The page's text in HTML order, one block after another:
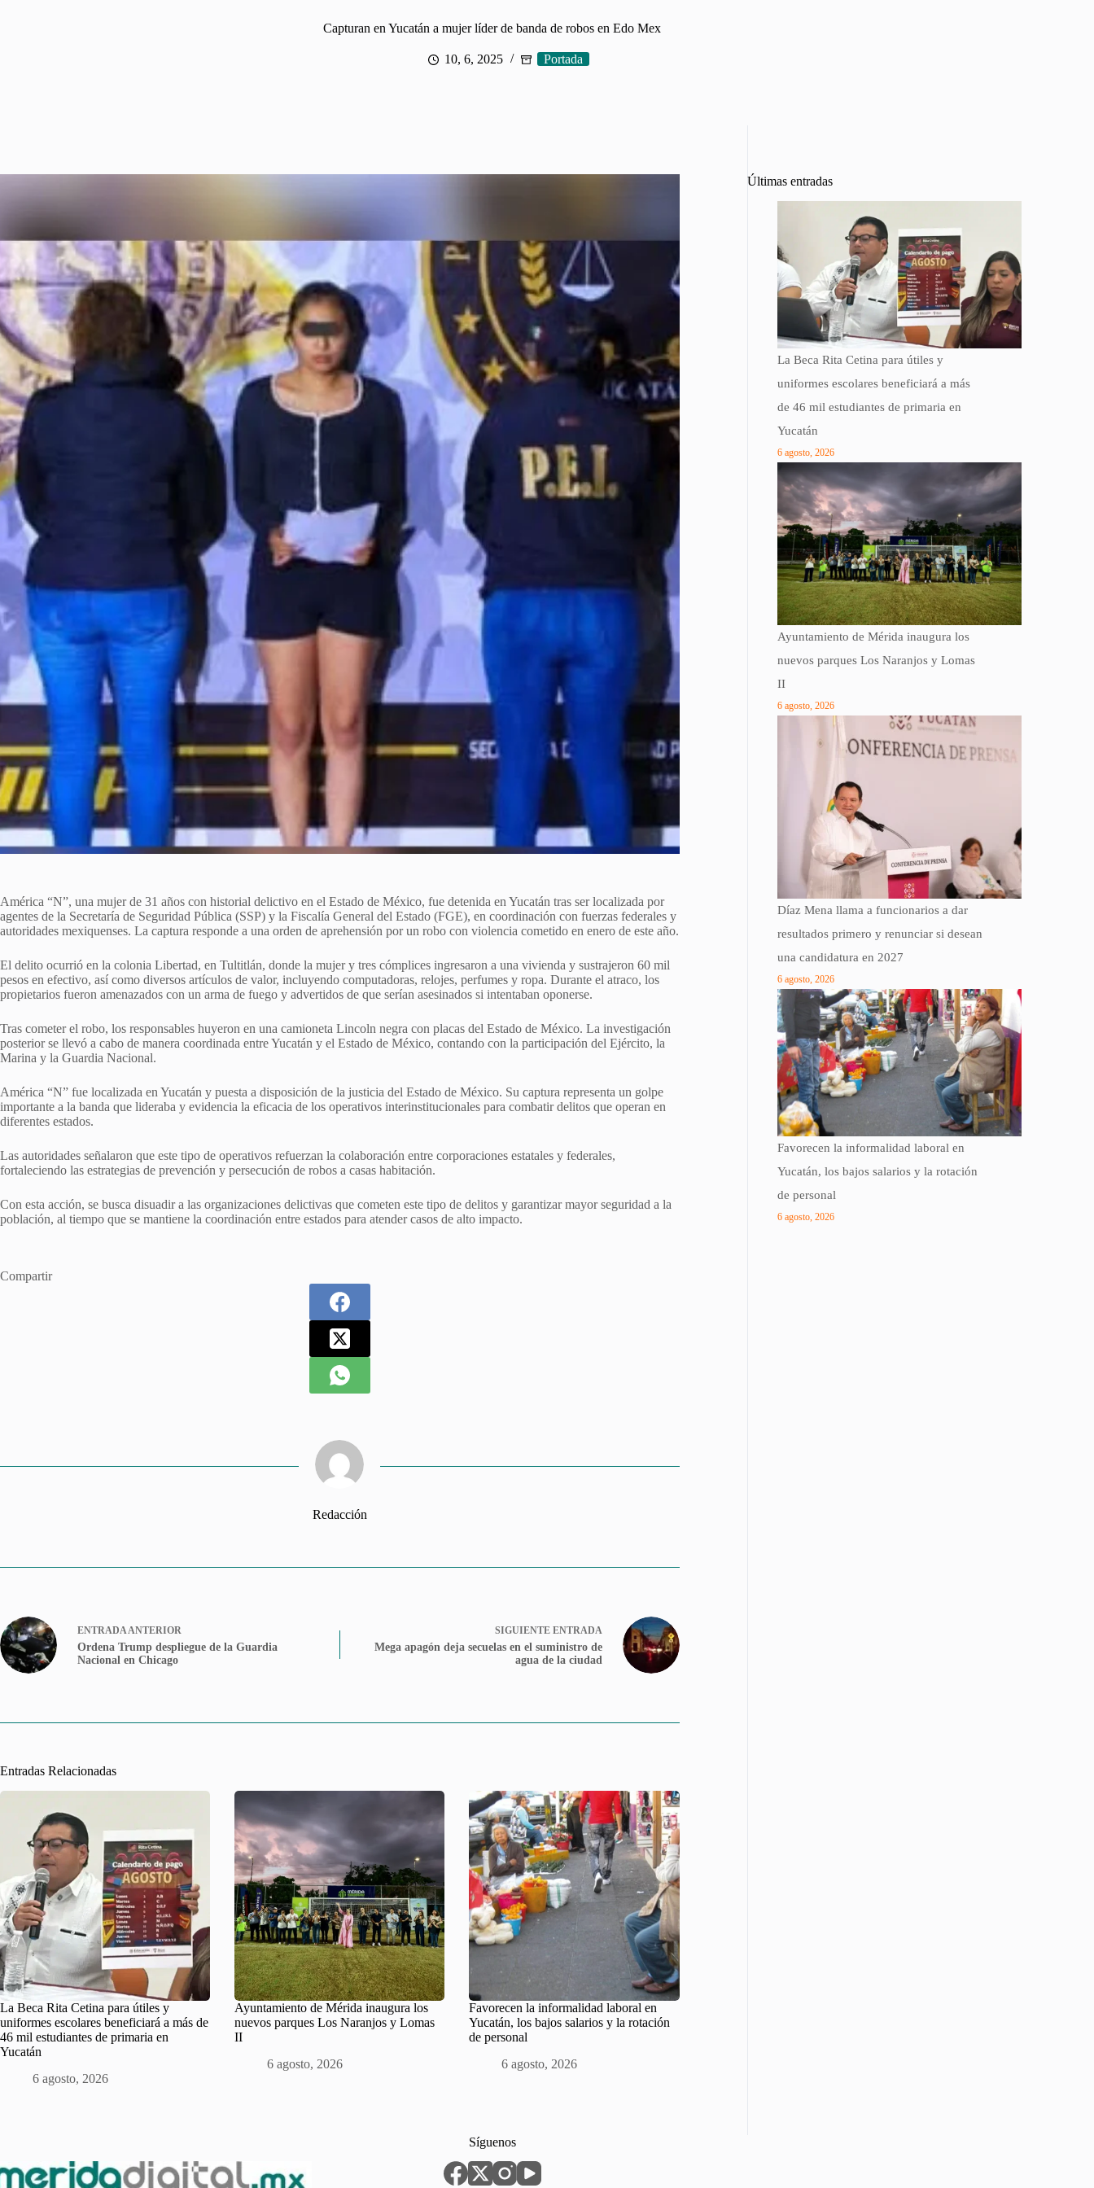
Capturan en Yucatán a mujer líder de banda de robos en Edo Mex
10, 6, 2025 Portada
América “N”, una mujer de 31 años con historial delictivo en el Estado de México, fue detenida en Yucatán tras ser localizada por
agentes de la Secretaría de Seguridad Pública (SSP) y la Fiscalía General del Estado (FGE), en coordinación con fuerzas federales y
autoridades mexiquenses. La captura responde a una orden de aprehensión por un robo con violencia cometido en enero de este año.
El delito ocurrió en la colonia Libertad, en Tultitlán, donde la mujer y tres cómplices ingresaron a una vivienda y sustrajeron 60 mil
pesos en efectivo, así como diversos artículos de valor, incluyendo computadoras, relojes, perfumes y ropa. Durante el atraco, los
propietarios fueron amenazados con un arma de fuego y advertidos de que serían asesinados si intentaban oponerse.
Tras cometer el robo, los responsables huyeron en una camioneta Lincoln negra con placas del Estado de México. La investigación
posterior se llevó a cabo de manera coordinada entre Yucatán y el Estado de México, contando con la participación del Ejército, la
Marina y la Guardia Nacional.
América “N” fue localizada en Yucatán y puesta a disposición de la justicia del Estado de México. Su captura representa un golpe
importante a la banda que lideraba y evidencia la eficacia de los operativos interinstitucionales para combatir delitos que operan en
diferentes estados.
Las autoridades señalaron que este tipo de operativos refuerzan la colaboración entre corporaciones estatales y federales,
fortaleciendo las estrategias de prevención y persecución de robos a casas habitación.
Con esta acción, se busca disuadir a las organizaciones delictivas que cometen este tipo de delitos y garantizar mayor seguridad a la
población, al tiempo que se mantiene la coordinación entre estados para atender casos de alto impacto.
Compartir
Redacción
ENTRADAANTERIOR
Ordena Trump despliegue de la Guardia
Nacional en Chicago
SIGUIENTE ENTRADA
Mega apagón deja secuelas en el suministro de
agua de la ciudad
Entradas Relacionadas
La Beca Rita Cetina para útiles y
uniformes escolares beneficiará a más de
46 mil estudiantes de primaria en
Yucatán
6 agosto, 2026
Ayuntamiento de Mérida inaugura los
nuevos parques Los Naranjos y Lomas
II
6 agosto, 2026
Favorecen la informalidad laboral en
Yucatán, los bajos salarios y la rotación
de personal
6 agosto, 2026
Últimas entradas
La Beca Rita Cetina para útiles y
uniformes escolares beneficiará a más
de 46 mil estudiantes de primaria en
Yucatán
6 agosto, 2026
Ayuntamiento de Mérida inaugura los
nuevos parques Los Naranjos y Lomas
II
6 agosto, 2026
Díaz Mena llama a funcionarios a dar
resultados primero y renunciar si desean
una candidatura en 2027
6 agosto, 2026
Favorecen la informalidad laboral en
Yucatán, los bajos salarios y la rotación
de personal
6 agosto, 2026
Síguenos